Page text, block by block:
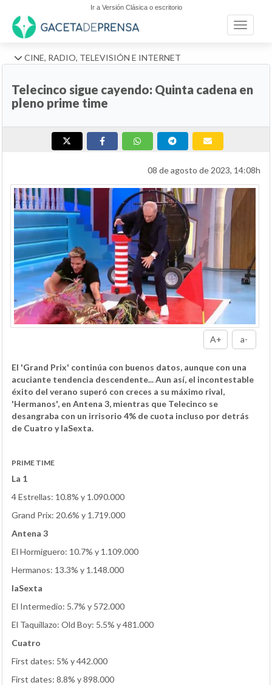
Ir a Versión Clásica o escritorio
Toggle
CINE, RADIO, TELEVISIÓN E INTERNET
Telecinco sigue cayendo: Quinta cadena en
pleno prime time
08 de agosto de 2023, 14:08h
A+ a-
El 'Grand Prix' continúa con buenos datos, aunque con una
acuciante tendencia descendente... Aun así, el incontestable
éxito del verano superó con creces a su máximo rival,
'Hermanos', en Antena 3, mientras que Telecinco se
desangraba con un irrisorio 4% de cuota incluso por detrás
de Cuatro y laSexta.
PRIME TIME
La 1
4 Estrellas: 10.8% y 1.090.000
Grand Prix: 20.6% y 1.719.000
Antena 3
El Hormiguero: 10.7% y 1.109.000
Hermanos: 13.3% y 1.148.000
laSexta
El Intermedio: 5.7% y 572.000
El Taquillazo: Old Boy: 5.5% y 481.000
Cuatro
First dates: 5% y 442.000
First dates: 8.8% y 898.000